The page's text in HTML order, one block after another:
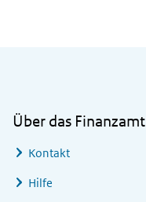
Über das Finanzamt
Kontakt
Hilfe